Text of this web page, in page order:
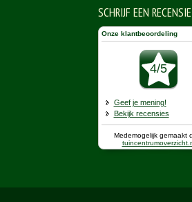
SCHRIJF EEN RECENSIE